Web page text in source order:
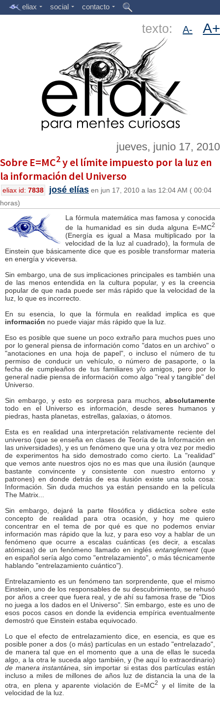
eliax social contacto
texto: A- A+
jueves, junio 17, 2010
Sobre E=MC2y el límite impuesto por la luz en
la información del Universo
eliax id: 7838 josé elías en jun 17, 2010 a las 12:04 AM ( 00:04
horas)
La fórmula matemática mas famosa y conocida
de la humanidad es sin duda alguna E=MC2
(Energía es igual a Masa multiplicado por la
velocidad de la luz al cuadrado), la formula de
Einstein que básicamente dice que es posible transformar materia
en energía y viceversa.
Sin embargo, una de sus implicaciones principales es también una
de las menos entendida en la cultura popular, y es la creencia
popular de que nada puede ser más rápido que la velocidad de la
luz, lo que es incorrecto.
En su esencia, lo que la fórmula en realidad implica es que
información no puede viajar más rápido que la luz.
Eso es posible que suene un poco extraño para muchos pues uno
por lo general piensa de información como "datos en un archivo" o
"anotaciones en una hoja de papel", o incluso el número de tu
permiso de conducir un vehículo, o número de pasaporte, o la
fecha de cumpleaños de tus familiares y/o amigos, pero por lo
general nadie piensa de información como algo "real y tangible" del
Universo.
Sin embargo, y esto es sorpresa para muchos, absolutamente
todo en el Universo es información, desde seres humanos y
piedras, hasta planetas, estrellas, galaxias, o átomos.
Esta es en realidad una interpretación relativamente reciente del
universo (que se enseña en clases de Teoría de la Información en
las universidades), y es un fenómeno que una y otra vez por medio
de experimentos ha sido demostrado como cierto. La "realidad"
que vemos ante nuestros ojos no es mas que una ilusión (aunque
bastante convincente y consistente con nuestro entorno y
patrones) en donde detrás de esa ilusión existe una sola cosa:
Información. Sin duda muchos ya están pensando en la película
The Matrix...
Sin embargo, dejaré la parte filosófica y didáctica sobre este
concepto de realidad para otra ocasión, y hoy me quiero
concentrar en el tema de por qué es que no podemos enviar
información mas rápido que la luz, y para eso voy a hablar de un
fenómeno que ocurre a escalas cuánticas (es decir, a escalas
atómicas) de un fenómeno llamado en inglés entanglement(que
en español sería algo como "entrelazamiento", o más técnicamente
hablando "entrelazamiento cuántico").
Entrelazamiento es un fenómeno tan sorprendente, que el mismo
Einstein, uno de los responsables de su descubrimiento, se rehusó
por años a creer que fuera real, y de ahí su famosa frase de "Dios
no juega a los dados en el Universo". Sin embargo, este es uno de
esos pocos casos en donde la evidencia empírica eventualmente
demostró que Einstein estaba equivocado.
Lo que el efecto de entrelazamiento dice, en esencia, es que es
posible poner a dos (o más) partículas en un estado "entrelazado",
de manera tal que en el momento que a una de ellas le suceda
algo, a la otra le suceda algo también, y (he aquí lo extraordinario)
de manera instantánea , sin importar si estas dos partículas están
incluso a miles de millones de años luz de distancia la una de la
otra, en plena y aparente violación de E=MC2
y el límite de la
velocidad de la luz.